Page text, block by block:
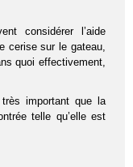
considérer l’aide
cerise sur le gateau,
quoi effectivement,
important que la
telle qu’elle est